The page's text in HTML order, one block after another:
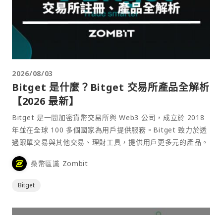
2026/08/03
Bitget 是什麼？Bitget 交易所產品全解析
【2026 最新】
Bitget 是一間加密貨幣交易所與 Web3 公司，成立於 2018
年並在全球 100 多個國家為用戶提供服務。Bitget 致力於透
過跟單交易與其他交易、理財工具，提供用戶更多元的產品。
桑幣區識 Zombit
Bitget